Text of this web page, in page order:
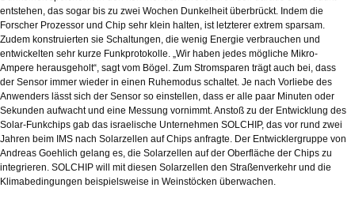
entstehen, das sogar bis zu zwei Wochen Dunkelheit überbrückt. Indem die
Forscher Prozessor und Chip sehr klein halten, ist letzterer extrem sparsam.
Zudem konstruierten sie Schaltungen, die wenig Energie verbrauchen und
entwickelten sehr kurze Funkprotokolle. „Wir haben jedes mögliche Mikro-
Ampere herausgeholt“, sagt vom Bögel. Zum Stromsparen trägt auch bei, dass
der Sensor immer wieder in einen Ruhemodus schaltet. Je nach Vorliebe des
Anwenders lässt sich der Sensor so einstellen, dass er alle paar Minuten oder
Sekunden aufwacht und eine Messung vornimmt. Anstoß zu der Entwicklung des
Solar-Funkchips gab das israelische Unternehmen SOLCHIP, das vor rund zwei
Jahren beim IMS nach Solarzellen auf Chips anfragte. Der Entwicklergruppe von
Andreas Goehlich gelang es, die Solarzellen auf der Oberfläche der Chips zu
integrieren. SOLCHIP will mit diesen Solarzellen den Straßenverkehr und die
Klimabedingungen beispielsweise in Weinstöcken überwachen.